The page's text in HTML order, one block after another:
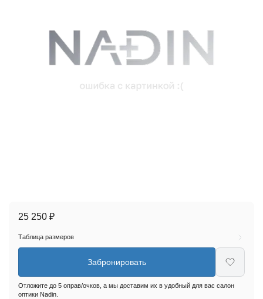
25 250 ₽
Таблица размеров
Забронировать
Отложите до 5 оправ/очков, а мы доставим их в удобный для вас салон
оптики Nadin.